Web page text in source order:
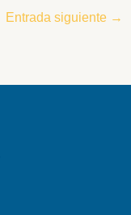
Entrada siguiente →